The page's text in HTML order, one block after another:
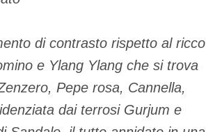
di contrasto rispetto al ricco
e Ylang Ylang che si trova
Pepe rosa, Cannella,
dai terrosi Gurjum e